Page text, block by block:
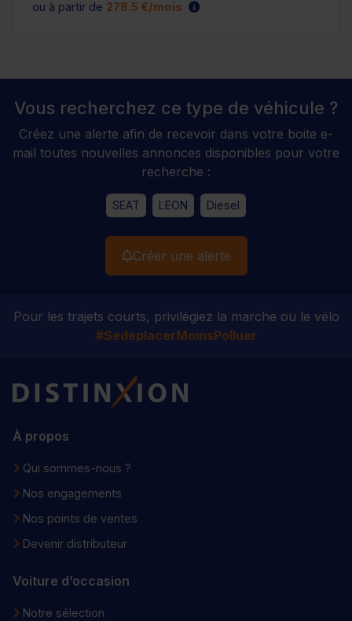
ou à partir de 278.5 €/mois
Vous recherchez ce type de véhicule ?
Créez une alerte afin de recevoir dans votre boite e-
mail toutes nouvelles annonces disponibles pour votre
recherche :
SEAT LEON Diesel
Créer une alerte
Pour les trajets courts, privilégiez la marche ou le vélo
#SedéplacerMoinsPolluer
Distinxion
À propos
Qui sommes-nous ?
Nos engagements
Nos points de ventes
Devenir distributeur
Voiture d’occasion
Notre sélection